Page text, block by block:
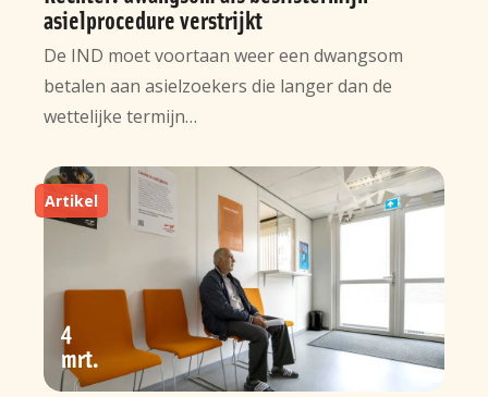
asielprocedure verstrijkt
De IND moet voortaan weer een dwangsom
betalen aan asielzoekers die langer dan de
wettelijke termijn…
Artikel
4
mrt